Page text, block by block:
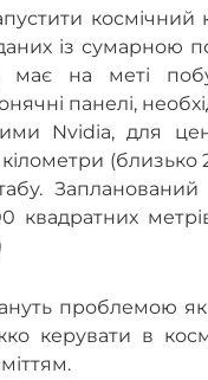
космічний
із сумарною
має на меті
панелі,
Nvidia, для
(близько
квадратних
проблемою
керувати в